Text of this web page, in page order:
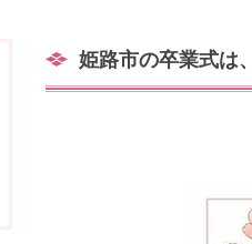
姫路市の卒業式は